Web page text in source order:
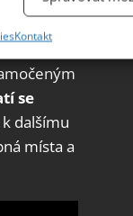
a
a obsahu,
Kontakt
se
dalšímu
místa a